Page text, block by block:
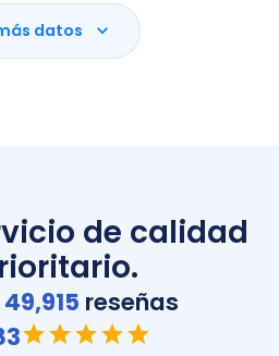
datos
de calidad
49,915 reseñas